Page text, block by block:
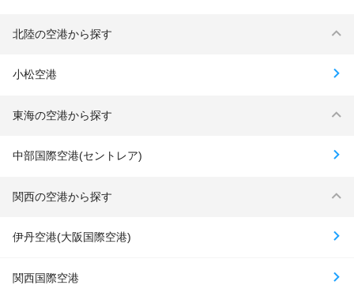
北陸の空港から探す
小松空港
東海の空港から探す
中部国際空港(セントレア)
関西の空港から探す
伊丹空港(大阪国際空港)
関西国際空港